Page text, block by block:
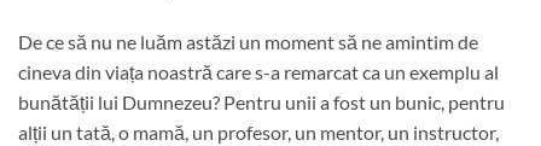
De ce să nu ne luăm astăzi un moment să ne amintim de
cineva din viața noastră care s-a remarcat ca un exemplu al
bunătății lui Dumnezeu? Pentru unii a fost un bunic, pentru
alții un tată, o mamă, un profesor, un mentor, un instructor,